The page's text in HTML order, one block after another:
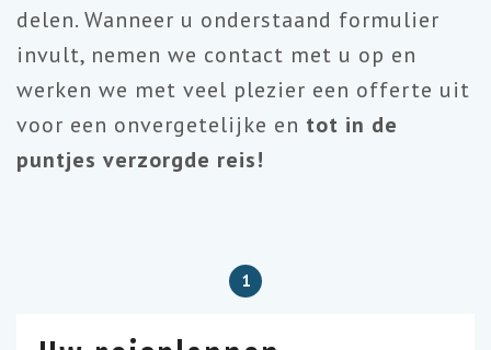
delen. Wanneer u onderstaand formulier
invult, nemen we contact met u op en
werken we met veel plezier een offerte uit
voor een onvergetelijke en tot in de
puntjes verzorgde reis!
1